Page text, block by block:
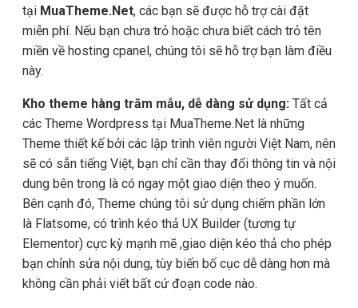
tại MuaTheme.Net, các bạn sẽ được hỗ trợ cài đặt
miễn phí. Nếu bạn chưa trỏ hoặc chưa biết cách trỏ tên
miền về hosting cpanel, chúng tôi sẽ hỗ trợ bạn làm điều
này.
Kho theme hàng trăm mẫu, dễ dàng sử dụng: Tất cả
các Theme Wordpress tại MuaTheme.Net là những
Theme thiết kế bởi các lập trình viên người Việt Nam, nên
sẽ có sẵn tiếng Việt, bạn chỉ cần thay đổi thông tin và nội
dung bên trong là có ngay một giao diện theo ý muốn.
Bên cạnh đó, Theme chúng tôi sử dụng chiếm phần lớn
là Flatsome, có trình kéo thả UX Builder (tương tự
Elementor) cực kỳ mạnh mẽ ,giao diện kéo thả cho phép
bạn chỉnh sửa nội dung, tùy biến bố cục dễ dàng hơn mà
không cần phải viết bất cứ đoạn code nào.